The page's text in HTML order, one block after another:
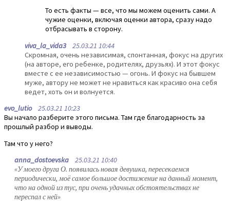
То есть факты — все, что мы можем оценить сами. А
чужие оценки, включая оценки автора, сразу надо
отбрасывать в сторону.
viva_la_vida3 25.03.21 10:44
Скромная, очень независимая, спонтанная, фокус на других
(на авторе, его ребенке, родителях, друзьях). И этот фокус
вместе с ее независимостью — огонь. И фокус на бывшем
муже, автору не может не нравиться как красиво она себя
ведет, хоть он и волнуется.
evo_lutio25.03.21 10:23
Вы начало разберите этого письма. Там где благодарность за
прошлый разбор и выводы.
Там что у него?
anna_dostoevska 25.03.21 10:40
«У моего друга О. появилась новая девушка, пересекаемся
периодически, моё самое большое достижение на данный момент,
что на одной из тус, при очень удачных обстоятельствах не
переспал с ней»